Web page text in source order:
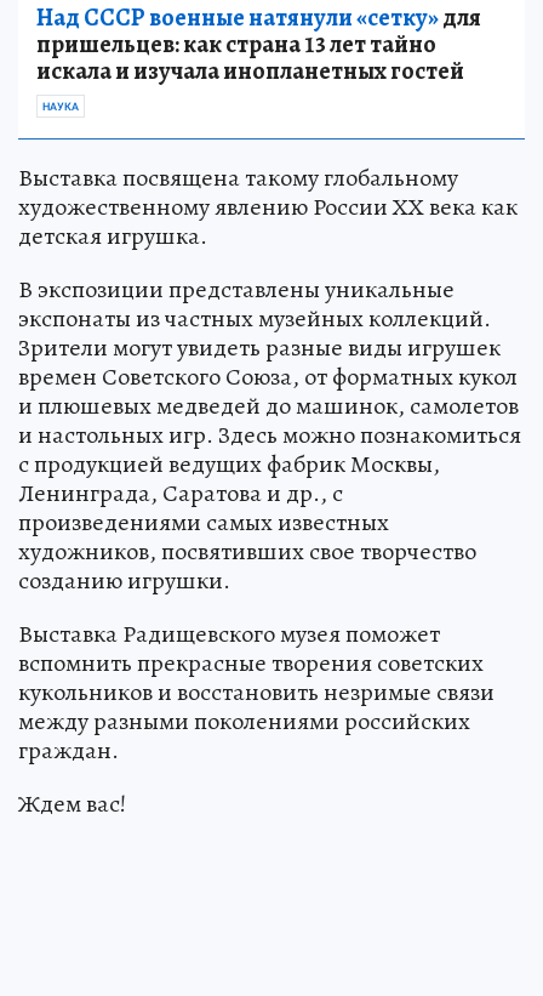
Над СССР военные натянули «сетку»для
пришельцев: как страна 13 лет тайно
искала и изучала инопланетных гостей
НАУКА
Выставка посвящена такому глобальному
художественному явлению России ХХ века как
детская игрушка.
В экспозиции представлены уникальные
экспонаты из частных музейных коллекций.
Зрители могут увидеть разные виды игрушек
времен Советского Союза, от форматных кукол
и плюшевых медведей до машинок, самолетов
и настольных игр. Здесь можно познакомиться
с продукцией ведущих фабрик Москвы,
Ленинграда, Саратова и др., с
произведениями самых известных
художников, посвятивших свое творчество
созданию игрушки.
Выставка Радищевского музея поможет
вспомнить прекрасные творения советских
кукольников и восстановить незримые связи
между разными поколениями российских
граждан.
Ждем вас!